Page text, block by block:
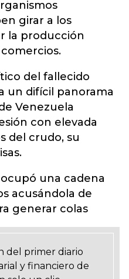
girar a los
la producción
del fallecido
un difícil panorama
Venezuela
con elevada
del crudo, su
una cadena
acusándola de
generar colas
del primer diario
y financiero de